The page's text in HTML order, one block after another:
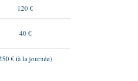
120 €
40 €
€ (à la journée)